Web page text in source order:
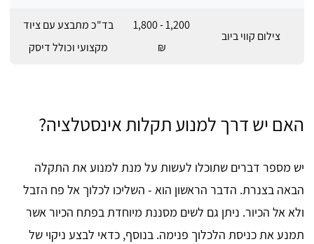
צילום קווי ביוב
1,200 - 1,800
₪
בד"כ מתבצע עם ציוד
מקצועי וכולל דיסק
האם יש דרך למנוע תקלות אינסטלציה?
יש מספר דברים שתוכלו לעשות על מנת למנוע את התקלה
הבאה בצנרת. הדבר הראשון הוא - השליכו לכלוך אל פח הזבל
ולא אל הכיור. ניתן גם לשים מסננת מיוחדת בפתח הכיור אשר
תמנע את כניסת הלכלוך פנימה. בנוסף, כדאי לבצע ניקוי של